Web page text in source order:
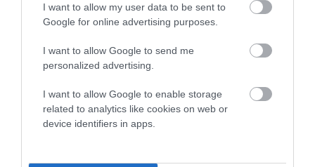
I want to allow my user data to be sent to
Google for online advertising purposes.
I want to allow Google to send me
personalized advertising.
I want to allow Google to enable storage
related to analytics like cookies on web or
device identifiers in apps.
Πράγματι κάτι δεν πάει καλά αλλά με όσα
γράφετε…
ΑΠΆΝΤΗΣΗ
ΑΦΉΣΤΕ ΈΝΑ ΣΧΌΛΙΟ